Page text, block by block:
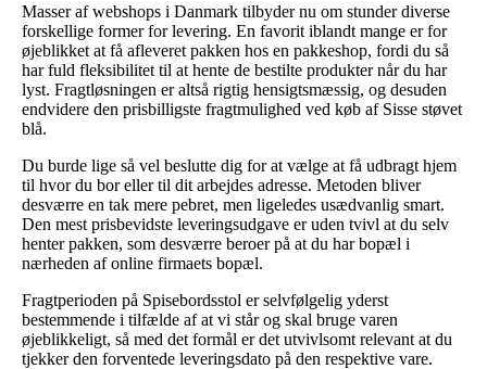
Masser af webshops i Danmark tilbyder nu om stunder diverse
forskellige former for levering. En favorit iblandt mange er for
øjeblikket at få afleveret pakken hos en pakkeshop, fordi du så
har fuld fleksibilitet til at hente de bestilte produkter når du har
lyst. Fragtløsningen er altså rigtig hensigtsmæssig, og desuden
endvidere den prisbilligste fragtmulighed ved køb af Sisse støvet
blå.
Du burde lige så vel beslutte dig for at vælge at få udbragt hjem
til hvor du bor eller til dit arbejdes adresse. Metoden bliver
desværre en tak mere pebret, men ligeledes usædvanlig smart.
Den mest prisbevidste leveringsudgave er uden tvivl at du selv
henter pakken, som desværre beroer på at du har bopæl i
nærheden af online firmaets bopæl.
Fragtperioden på Spisebordsstol er selvfølgelig yderst
bestemmende i tilfælde af at vi står og skal bruge varen
øjeblikkeligt, så med det formål er det utvivlsomt relevant at du
tjekker den forventede leveringsdato på den respektive vare.